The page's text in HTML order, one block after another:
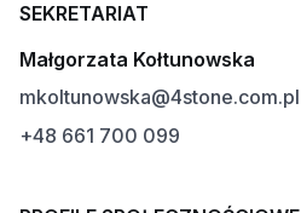
SEKRETARIAT
Małgorzata Kołtunowska
mkoltunowska@4stone.com.pl
+48 661 700 099